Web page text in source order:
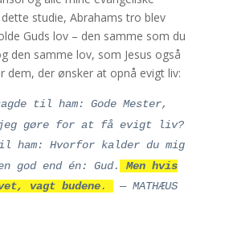
studie, Abrahams tro blev
Guds lov – den samme som du
den samme lov, som Jesus også
der ønsker at opnå evigt liv:
til ham: Gode Mester,
jeg gøre for at få evigt liv?
ham: Hvorfor kalder du mig
god end én: Gud.
Men hvis
vagt budene.
— MATHÆUS